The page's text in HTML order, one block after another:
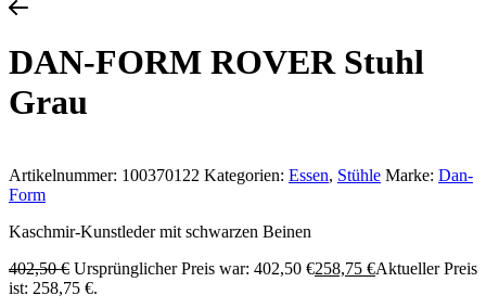
DAN-FORM ROVER Stuhl
Grau
Artikelnummer: 100370122 Kategorien: Essen, Stühle Marke: Dan-
Form
Kaschmir-Kunstleder mit schwarzen Beinen
402,50€ Ursprünglicher Preis war: 402,50 €258,75 €Aktueller Preis
ist: 258,75 €.